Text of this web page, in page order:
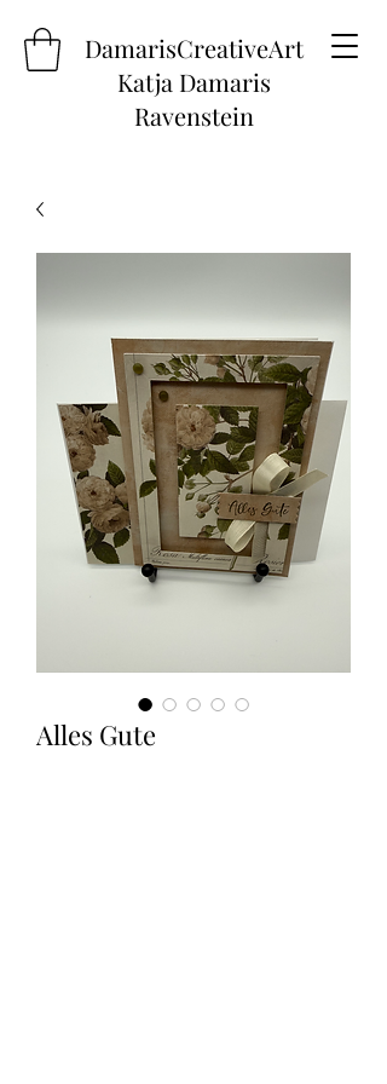
DamarisCreativeArt
Katja Damaris
Ravenstein
Alles Gute